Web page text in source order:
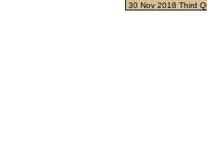
30 Nov 2018 Third